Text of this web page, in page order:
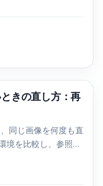
きの直し方：再
同じ画像を何度も直
境を比較し、参照画